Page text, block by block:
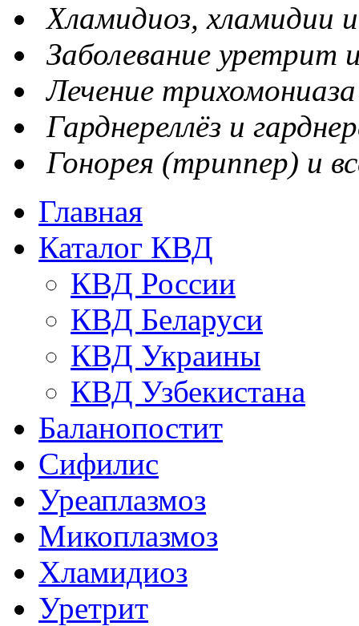
Хламидиоз, хламидии
Заболевание уретрит
Лечение
Гарднереллёз и
Гонорея (триппер) и
Главная
Каталог КВД
КВД России
КВД Беларуси
КВД Украины
КВД Узбекистана
Баланопостит
Сифилис
Уреаплазмоз
Микоплазмоз
Хламидиоз
Уретрит